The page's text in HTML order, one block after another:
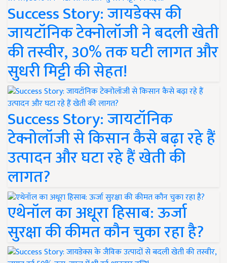
Success Story: जायडेक्स की
जायटॉनिक टेक्नोलॉजी ने बदली खेती
की तस्वीर, 30% तक घटी लागत और
सुधरी मिट्टी की सेहत!
Success Story: जायटॉनिक
टेक्नोलॉजी से किसान कैसे बढ़ा रहे हैं
उत्पादन और घटा रहे हैं खेती की
लागत?
एथेनॉल का अधूरा हिसाब: ऊर्जा
सुरक्षा की कीमत कौन चुका रहा है?